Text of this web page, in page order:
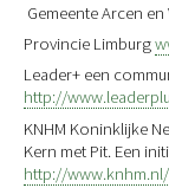
Gemeente Arcen en
Provincie Limburg
Leader+ een
http://
KNHM Koninklijke
Kern met Pit. Een
http://